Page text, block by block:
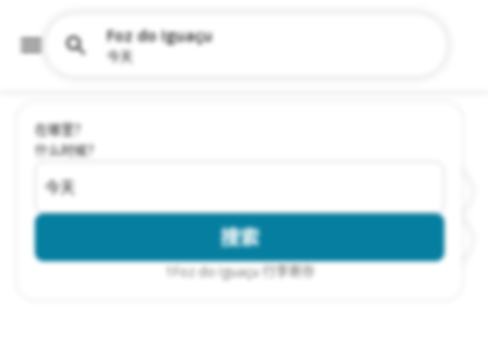
在哪里？
什么时候？
今天
搜索
Foz do Iguaçu 行李寄存
Foz do Iguaçu
今天